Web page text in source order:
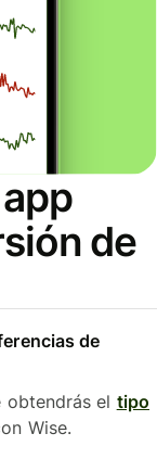
de
de
obtendrás el tipo
Wise.